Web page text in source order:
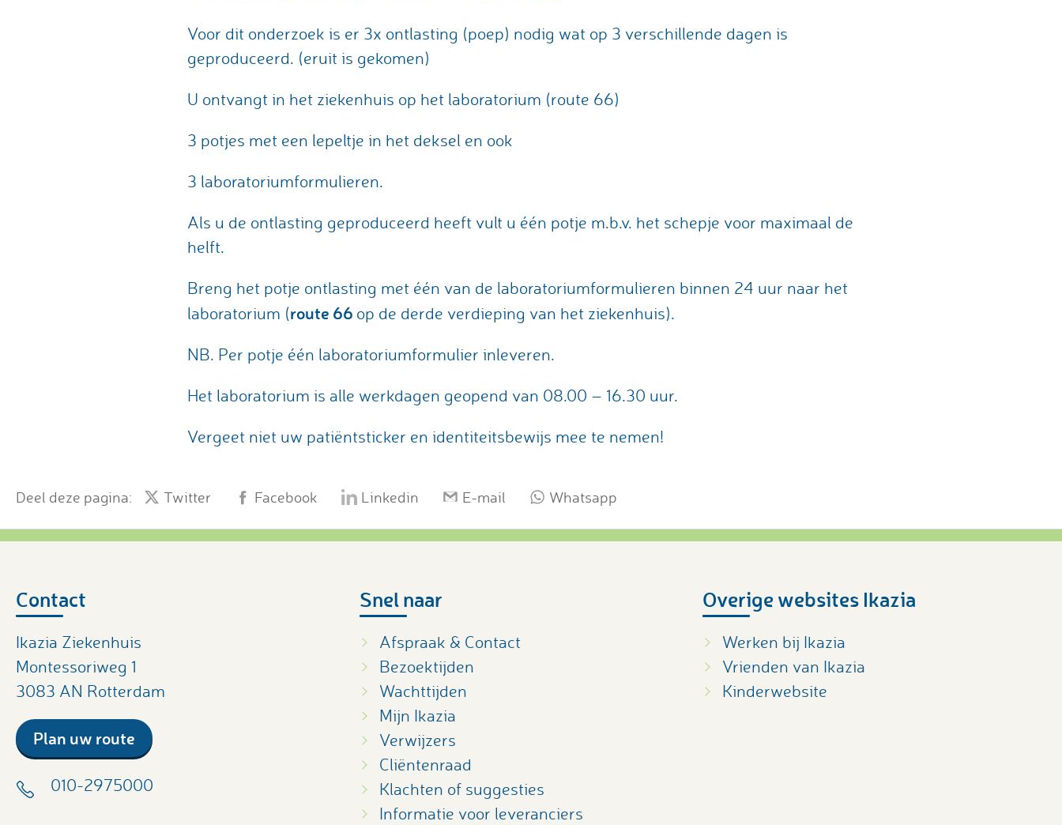
Voor dit onderzoek is er 3x ontlasting (poep) nodig wat op 3 verschillende dagen is
geproduceerd. (eruit is gekomen)
U ontvangt in het ziekenhuis op het laboratorium (route 66)
3 potjes met een lepeltje in het deksel en ook
3 laboratoriumformulieren.
Als u de ontlasting geproduceerd heeft vult u één potje m.b.v. het schepje voor maximaal de
helft.
Breng het potje ontlasting met één van de laboratoriumformulieren binnen 24 uur naar het
laboratorium (route 66 op de derde verdieping van het ziekenhuis).
NB. Per potje één laboratoriumformulier inleveren.
Het laboratorium is alle werkdagen geopend van 08.00 – 16.30 uur.
Vergeet niet uw patiëntsticker en identiteitsbewijs mee te nemen!
Deel deze pagina: Twitter Facebook Linkedin E-mail Whatsapp
Contact
Ikazia Ziekenhuis
Montessoriweg 1
3083 AN Rotterdam
Plan uw route
010-2975000
Snel naar
Afspraak & Contact
Bezoektijden
Wachttijden
Mijn Ikazia
Verwijzers
Cliëntenraad
Klachten of suggesties
Informatie voor leveranciers
Overige websites Ikazia
Werken bij Ikazia
Vrienden van Ikazia
Kinderwebsite